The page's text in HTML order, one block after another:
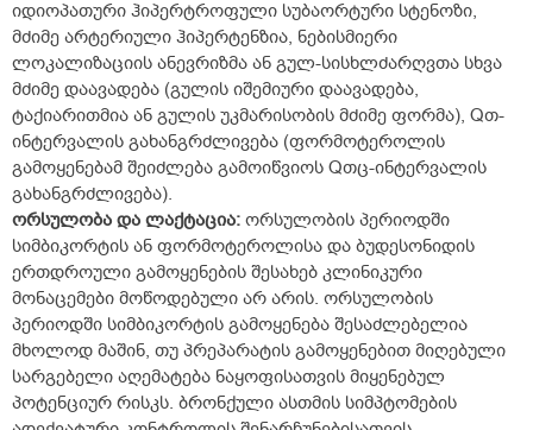
იდიოპათური ჰიპერტროფული სუბაორტური სტენოზი,
მძიმე არტერიული ჰიპერტენზია, ნებისმიერი
ლოკალიზაციის ანევრიზმა ან გულ-სისხლძარღვთა სხვა
მძიმე დაავადება (გულის იშემიური დაავადება,
ტაქიარითმია ან გულის უკმარისობის მძიმე ფორმა), Qთ-
ინტერვალის გახანგრძლივება (ფორმოტეროლის
გამოყენებამ შეიძლება გამოიწვიოს Qთც-ინტერვალის
გახანგრძლივება).
ორსულობა და ლაქტაცია: ორსულობის პერიოდში
სიმბიკორტის ან ფორმოტეროლისა და ბუდესონიდის
ერთდროული გამოყენების შესახებ კლინიკური
მონაცემები მოწოდებული არ არის. ორსულობის
პერიოდში სიმბიკორტის გამოყენება შესაძლებელია
მხოლოდ მაშინ, თუ პრეპარატის გამოყენებით მიღებული
სარგებელი აღემატება ნაყოფისათვის მიყენებულ
პოტენციურ რისკს. ბრონქული ასთმის სიმპტომების